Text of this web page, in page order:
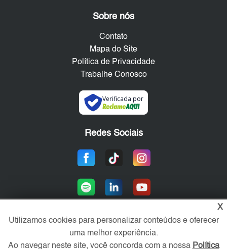
Sobre nós
Contato
Mapa do Site
Política de Privacidade
Trabalhe Conosco
Verificada por
Redes Sociais
Área exclusiva aos anunciantes,
acesse sua conta:
X
Utilizamos cookies para personalizar conteúdos e oferecer
uma melhor experiência.
Ao navegar neste site, você concorda com a nossa Política